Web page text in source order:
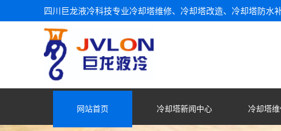
四川巨龙液冷科技专业冷却塔维修、冷却塔改造、冷却塔防水
网站首页 冷却塔新闻中心 冷却塔